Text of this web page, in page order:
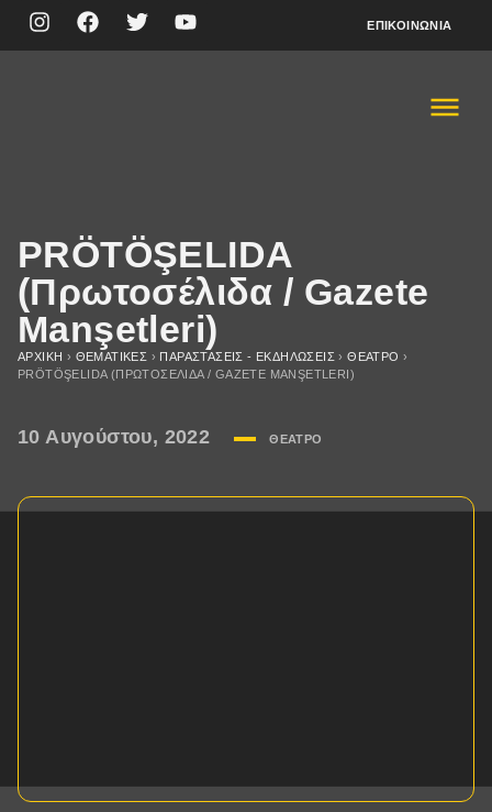
ΕΠΙΚΟΙΝΩΝΊΑ
PRÖTÖŞELIDA
(Πρωτοσέλιδα / Gazete
Manşetleri)
ΑΡΧΙΚΉ › ΘΕΜΑΤΙΚΈΣ › ΠΑΡΑΣΤΆΣΕΙΣ - ΕΚΔΗΛΏΣΕΙΣ ›ΘΈΑΤΡΟ ›
PRÖTÖŞELIDA (ΠΡΩΤΟΣΈΛΙΔΑ / GAZETE MANŞETLERI)
10 Αυγούστου, 2022 ΘΈΑΤΡΟ